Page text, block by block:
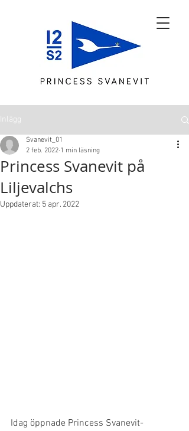
Inlägg
Princess Svanevit på
Liljevalchs
Svanevit_01
2 feb. 2022 1 min läsning
Uppdaterat: 5 apr. 2022
Idag öppnade Princess Svanevit-